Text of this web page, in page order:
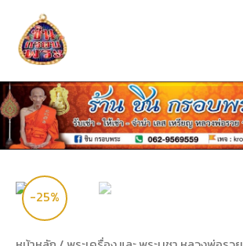
-25%